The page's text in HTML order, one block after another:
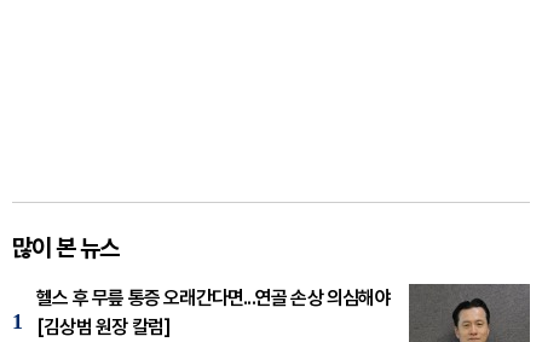
많이 본 뉴스
1
헬스 후 무릎 통증 오래간다면...연골 손상 의심해야
[김상범 원장 칼럼]